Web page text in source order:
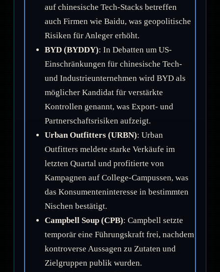
auf chinesische Tech-Stacks betreffen
auch Firmen wie Baidu, was geopolitische
Risiken für Anleger erhöht.
BYD (BYDDY): In Debatten um US-
Einschränkungen für chinesische Tech-
und Industrieunternehmen wird BYD als
möglicher Kandidat für verstärkte
Kontrollen genannt, was Export- und
Partnerschaftsrisiken aufzeigt.
Urban Outfitters (URBN): Urban
Outfitters meldete starke Verkäufe im
letzten Quartal und profitierte von
Kampagnen auf College-Campussen, was
das Konsumenteninteresse in bestimmten
Nischen bestätigt.
Campbell Soup (CPB): Campbell setzte
temporär eine Führungskraft frei, nachdem
kontroverse Aussagen zu Zutaten und
Zielgruppen publik wurden.